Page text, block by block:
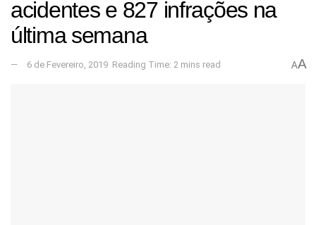
acidentes e 827 infrações na
última semana
6 de Fevereiro, 2019 Reading Time: 2 mins read AA